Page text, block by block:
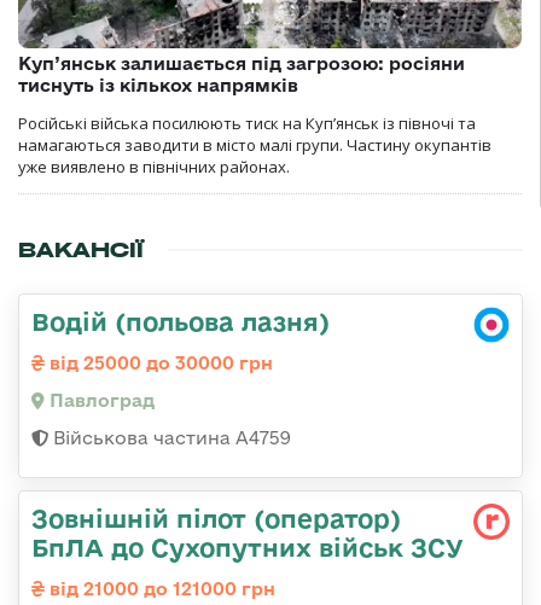
Куп’янськ залишається під загрозою: росіяни
тиснуть із кількох напрямків
Російські війська посилюють тиск на Куп’янськ із півночі та
намагаються заводити в місто малі групи. Частину окупантів
уже виявлено в північних районах.
ВАКАНСІЇ
Водій (польова лазня)
від 25000 до 30000 грн
Павлоград
Військова частина А4759
Зовнішній пілот (оператор)
БпЛА до Сухопутних військ ЗСУ
від 21000 до 121000 грн